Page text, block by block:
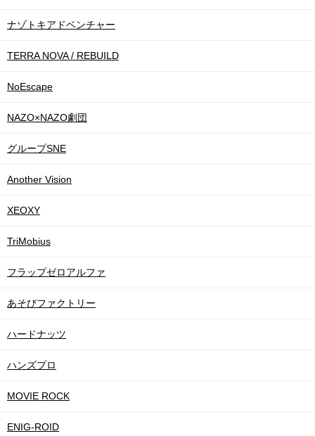
ナゾトキアドベンチャー
TERRA NOVA / REBUILD
NoEscape
NAZO×NAZO劇団
グループSNE
Another Vision
XEOXY
TriMobius
フラップゼロアルファ
あそびファクトリー
ハードナッツ
ハンズプロ
MOVIE ROCK
ENIG-ROID